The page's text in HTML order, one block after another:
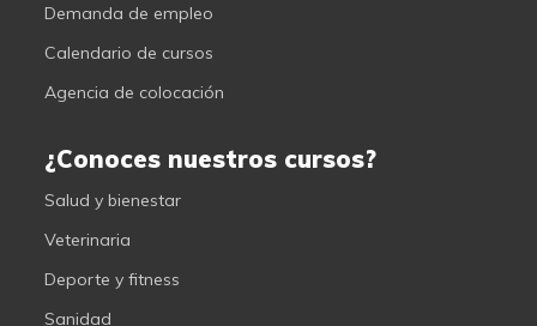
Demanda de empleo
Calendario de cursos
Agencia de colocación
¿Conoces nuestros cursos?
Salud y bienestar
Veterinaria
Deporte y fitness
Sanidad